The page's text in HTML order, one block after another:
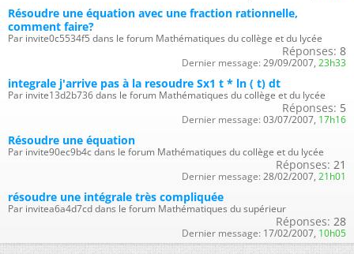
Résoudre une équation avec une fraction rationnelle,
comment faire?
Par invite0c5534f5 dans le forum Mathématiques du collège et du lycée
Réponses: 8
Dernier message: 29/09/2007, 23h33
integrale j'arrive pas à la resoudre Sx1 t * ln ( t) dt
Par invite13d2b736 dans le forum Mathématiques du collège et du lycée
Réponses: 5
Dernier message: 03/07/2007, 17h16
Résoudre une équation
Par invite90ec9b4c dans le forum Mathématiques du collège et du lycée
Réponses: 21
Dernier message: 28/02/2007, 21h01
résoudre une intégrale très compliquée
Par invitea6a4d7cd dans le forum Mathématiques du supérieur
Réponses: 28
Dernier message: 17/02/2007, 10h05